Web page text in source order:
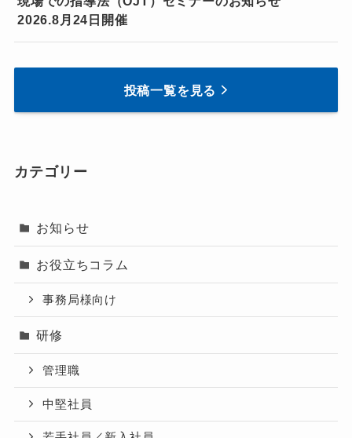
2026.8月24日開催
投稿一覧を見る
カテゴリー
お知らせ
お役立ちコラム
事務局様向け
研修
管理職
中堅社員